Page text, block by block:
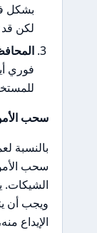
لكن
فوري
سحب
بالنسبة
سحب
ويجب أن
الإيداع